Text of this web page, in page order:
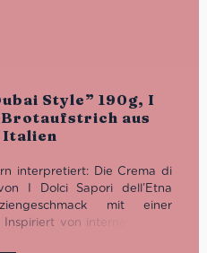
Style” 190g, I
Brotaufstrich aus
Italien
interpretiert: Die Crema di
I Dolci Sapori dell’Etna
mit einer
von internationalen